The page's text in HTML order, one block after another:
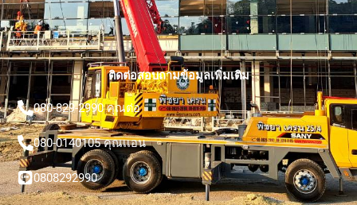
ติดต่อสอบถามข้อมูลเพิ่มเติม
080-829-2990 คุณต่อ
080-0140105 คุณเเอน
0808292990